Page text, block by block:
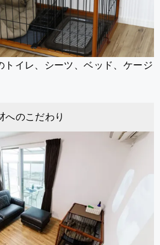
トイレ、シーツ、ベッド、ケージ
へのこだわり